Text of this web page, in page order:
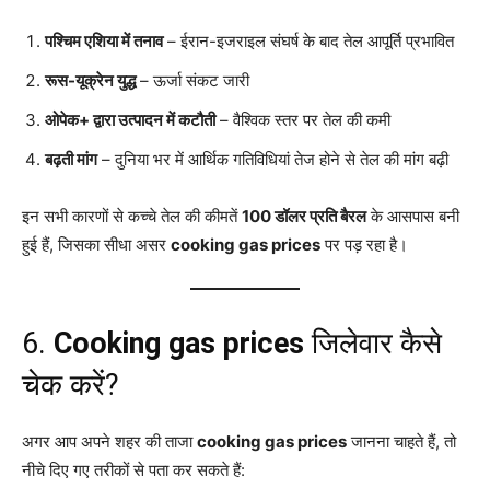
पश्चिम एशिया में तनाव– ईरान-इजराइल संघर्ष के बाद तेल आपूर्ति प्रभावित
रूस-यूक्रेन युद्ध– ऊर्जा संकट जारी
ओपेक+ द्वारा उत्पादन में कटौती– वैश्विक स्तर पर तेल की कमी
बढ़ती मांग– दुनिया भर में आर्थिक गतिविधियां तेज होने से तेल की मांग बढ़ी
इन सभी कारणों से कच्चे तेल की कीमतें100 डॉलर प्रति बैरलके आसपास बनी
हुई हैं, जिसका सीधा असर cooking gas pricesपर पड़ रहा है।
6. Cooking gas prices जिलेवार कैसे
चेक करें?
अगर आप अपने शहर की ताजाcooking gas pricesजानना चाहते हैं, तो
नीचे दिए गए तरीकों से पता कर सकते हैं: